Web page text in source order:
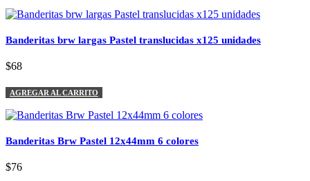
Banderitas brw largas Pastel translucidas x125 unidades
$68
AGREGAR AL CARRITO
Banderitas Brw Pastel 12x44mm 6 colores
$76